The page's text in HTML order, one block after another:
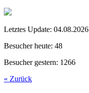
Letztes Update: 04.08.2026
Besucher heute: 48
Besucher gestern: 1266
« Zurück